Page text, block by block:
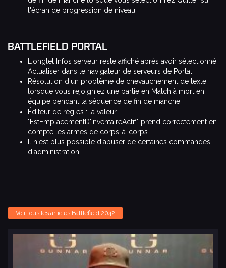
l'écran de progression de niveau.
BATTLEFIELD PORTAL
L'onglet Infos serveur reste affiché après avoir sélectionné
Actualiser dans le navigateur de serveurs de Portal.
Résolution d'un problème de chevauchement de texte
lorsque vous rejoigniez une partie en Match à mort en
équipe pendant la séquence de fin de manche.
Éditeur de règles : la valeur
"EstEmplacementD'InventaireActif" prend correctement en
compte les armes de corps-à-corps.
Il n'est plus possible d'abuser de certaines commandes
d'administration.
Voir tous les articles Battlefield 2042